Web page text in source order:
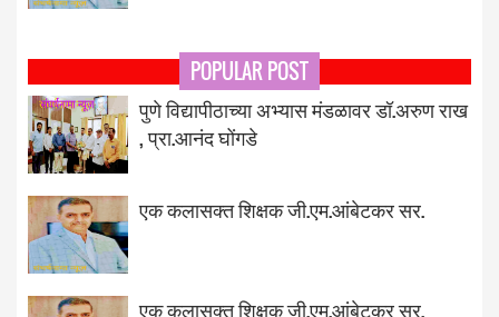
POPULAR POST
पुणे विद्यापीठाच्या अभ्यास मंडळावर डॉ.अरुण राख
, प्रा.आनंद घोंगडे
एक कलासक्त शिक्षक जी.एम.आंबेटकर सर.
एक कलासक्त शिक्षक जी.एम.आंबेटकर सर.